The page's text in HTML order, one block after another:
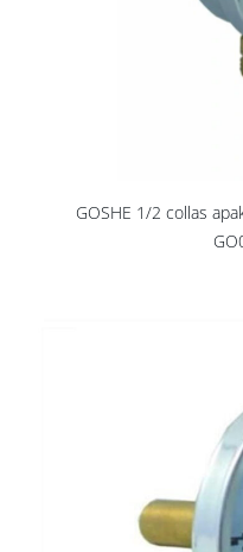
GOSHE 1/2 collas